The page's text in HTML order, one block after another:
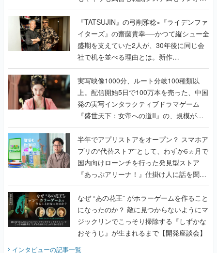
盛期を支えていた2人が、30年後に同じ会
社で机を並べる理由とは。新作
『TATSUJIN EXTREME』で初タッグを組
んだレジェンド2人に訊く開発秘話
実写映像1000分、ルート分岐100種類以
上。配信開始5日で100万本を売った、中国
発の実写インタラクティブドラマゲーム
『盛世天下：女帝への道II』の、規模が違
うこだわりをプロデューサーに聞いた
半年でアプリストアをオープン？ スマホア
プリの“代替ストア”として、わずか6ヵ月で
国内向けローンチを行った発見型ストア
『あっぷアリーナ！』仕掛け人に話を聞い
てみた
なぜ “あの花王” がホラーゲームを作ること
になったのか？ 敵に見つからないようにマ
ジックリンでこっそり掃除する『しずかな
おそうじ』が生まれるまで【開発座談会】
インタビューの記事一覧